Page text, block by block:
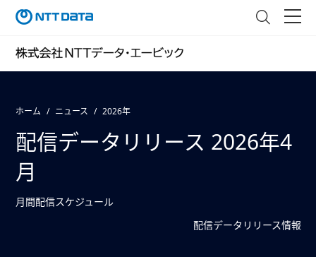
ホーム ニュース 2026年
配信データリリース 2026年4
月
月間配信スケジュール
配信データリリース情報